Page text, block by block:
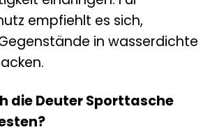
empfiehlt es sich,
in wasserdichte
die Deuter Sporttasche